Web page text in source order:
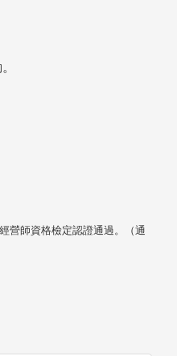
營師資格檢定認證通過。（通